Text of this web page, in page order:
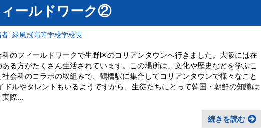
ールドワーク②
: 緑風冠高等学校学校長
のフィールドワークで生野区のコリアンタウンへ行きました。大阪には在
る方がたくさん生活されています。この場所は、文化や歴史などを学ぶこ
会科のコラボの取組みで、鶴橋駅に集合してコリアンタウンで様々なこと
ドルやタレントもいるようですから、生徒たちにとって韓国・朝鮮の知識は
際...
続きを読む